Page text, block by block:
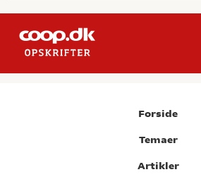
Forside
Temaer
Artikler